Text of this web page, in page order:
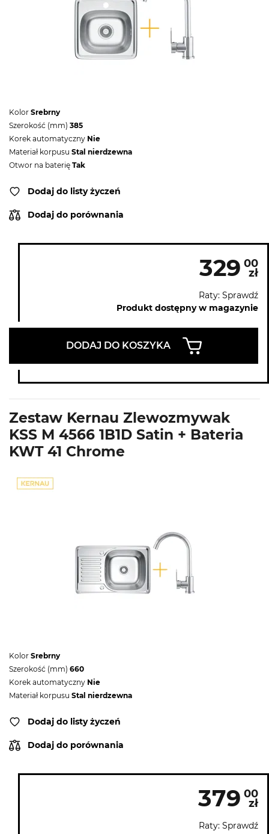
Kolor Srebrny
Szerokość (mm) 385
Korek automatyczny Nie
Materiał korpusu Stal nierdzewna
Otwor na baterię Tak
Dodaj do listy życzeń
Dodaj do porównania
329 00
zł
Raty: Sprawdź
Produkt dostępny w magazynie
DODAJ DO KOSZYKA
Zestaw Kernau Zlewozmywak
KSS M 4566 1B1D Satin + Bateria
KWT 41 Chrome
Kolor Srebrny
Szerokość (mm) 660
Korek automatyczny Nie
Materiał korpusu Stal nierdzewna
Dodaj do listy życzeń
Dodaj do porównania
379 00
zł
Raty: Sprawdź